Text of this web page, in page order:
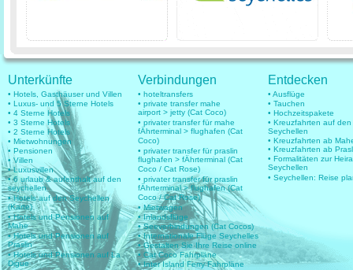
Unterkünfte
• Hotels, Gasthäuser und Villen
• Luxus- und 5 Sterne Hotels
• 4 Sterne Hotels
• 3 Sterne Hotels
• 2 Sterne Hotels
• Mietwohnungen
• Pensionen
• Villen
• Luxusvillen
• 6 urlaub & aufenthalt auf den
seychellen
• Hotels auf den Seychellen
(Karte)
• Hotels und Pensionen auf
Mahe
• Hotels und Pensionen auf
Praslin
• Hotels und Pensionen auf La
Digue
Verbindungen
• hoteltransfers
• private transfer mahe
airport > jetty (Cat Coco)
• privater transfer für mahe
fÄhrterminal > flughafen (Cat
Coco)
• privater transfer für praslin
flughafen > fÄhrterminal (Cat
Coco / Cat Rose)
• privater transfer für praslin
fÄhrterminal > flughafen (Cat
Coco / Cat Rose)
• Mietwagen
• Inlandsflüge
• Seeverbindungen (Cat Cocos)
• Internationale Flüge Seychelles
• Gestalten Sie Ihre Reise online
• Cat Coco Fahrpläne
• Inter Island Ferry Fahrpläne
Entdecken
• Ausflüge
• Tauchen
• Hochzeitspakete
• Kreuzfahrten auf den
Seychellen
• Kreuzfahrten ab
• Kreuzfahrten ab
• Formalitäten zur
Seychellen
• Seychellen: Reise